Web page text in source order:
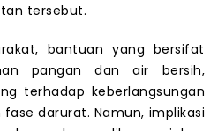
tersebut.
bantuan yang bersifat
pangan dan air bersih,
terhadap keberlangsungan
darurat. Namun, implikasi